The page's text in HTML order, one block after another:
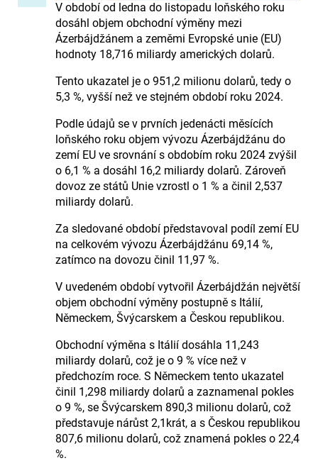
V období od ledna do listopadu loňského roku
dosáhl objem obchodní výměny mezi
Ázerbájdžánem a zeměmi Evropské unie (EU)
hodnoty 18,716 miliardy amerických dolarů.
Tento ukazatel je o 951,2 milionu dolarů, tedy o
5,3 %, vyšší než ve stejném období roku 2024.
Podle údajů se v prvních jedenácti měsících
loňského roku objem vývozu Ázerbájdžánu do
zemí EU ve srovnání s obdobím roku 2024 zvýšil
o 6,1 % a dosáhl 16,2 miliardy dolarů. Zároveň
dovoz ze států Unie vzrostl o 1 % a činil 2,537
miliardy dolarů.
Za sledované období představoval podíl zemí EU
na celkovém vývozu Ázerbájdžánu 69,14 %,
zatímco na dovozu činil 11,97 %.
V uvedeném období vytvořil Ázerbájdžán největší
objem obchodní výměny postupně s Itálií,
Německem, Švýcarskem a Českou republikou.
Obchodní výměna s Itálií dosáhla 11,243
miliardy dolarů, což je o 9 % více než v
předchozím roce. S Německem tento ukazatel
činil 1,298 miliardy dolarů a zaznamenal pokles
o 9 %, se Švýcarskem 890,3 milionu dolarů, což
představuje nárůst 2,1krát, a s Českou republikou
807,6 milionu dolarů, což znamená pokles o 22,4
%.